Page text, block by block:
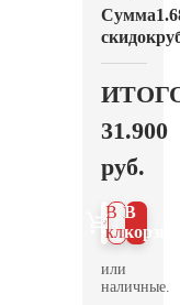
Сумма
скидок
31.900
руб.
В
В 1
клик
или
наличные.